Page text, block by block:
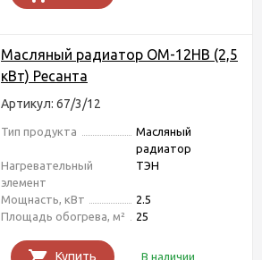
Масляный радиатор ОМ-12НВ (2,5
кВт) Ресанта
Артикул: 67/3/12
Тип продукта
Масляный
радиатор
Нагревательный
элемент
ТЭН
Мощнасть, кВт
2.5
Площадь обогрева, м²
25
Купить В наличии